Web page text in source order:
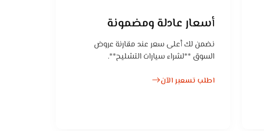
أسعار عادلة ومضمونة
نضمن لك أعلى سعر عند مقارنة عروض
السوق **لشراء سيارات التشليح**.
اطلب تسعير الآن